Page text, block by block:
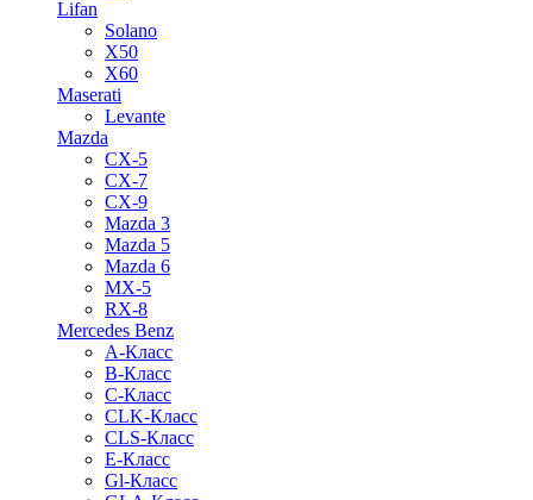
Lifan
Solano
X50
X60
Maserati
Levante
Mazda
CX-5
CX-7
CX-9
Mazda 3
Mazda 5
Mazda 6
MX-5
RX-8
Mercedes Benz
A-Класс
B-Класс
C-Класс
CLK-Класс
CLS-Класс
E-Класс
Gl-Класс